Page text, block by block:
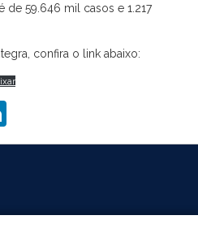
de 59.646 mil casos e 1.217
confira o link abaixo: